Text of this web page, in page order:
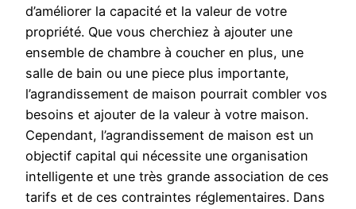
d’améliorer la capacité et la valeur de votre
propriété. Que vous cherchiez à ajouter une
ensemble de chambre à coucher en plus, une
salle de bain ou une piece plus importante,
l’agrandissement de maison pourrait combler vos
besoins et ajouter de la valeur à votre maison.
Cependant, l’agrandissement de maison est un
objectif capital qui nécessite une organisation
intelligente et une très grande association de ces
tarifs et de ces contraintes réglementaires. Dans